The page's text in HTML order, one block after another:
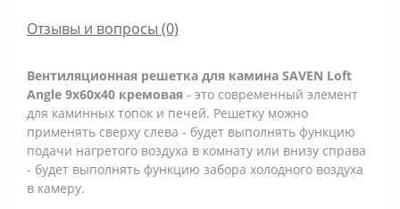
Отзывы и вопросы (0)
Вентиляционная решетка для камина SAVEN Loft
Angle 9х60х40 кремовая - это современный элемент
для каминных топок и печей. Решетку можно
применять сверху слева - будет выполнять функцию
подачи нагретого воздуха в комнату или внизу справа
- будет выполнять функцию забора холодного воздуха
в камеру.